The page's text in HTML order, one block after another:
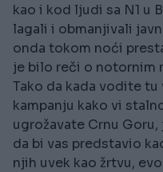
kao i kod ljudi sa N1 u
lagali i obmanjivali
onda tokom noći
je bilo reči o notornim
Tako da kada vodite
kampanju kako vi
ugrožavate Crnu
da bi vas predstavio
njih uvek kao žrtvu,